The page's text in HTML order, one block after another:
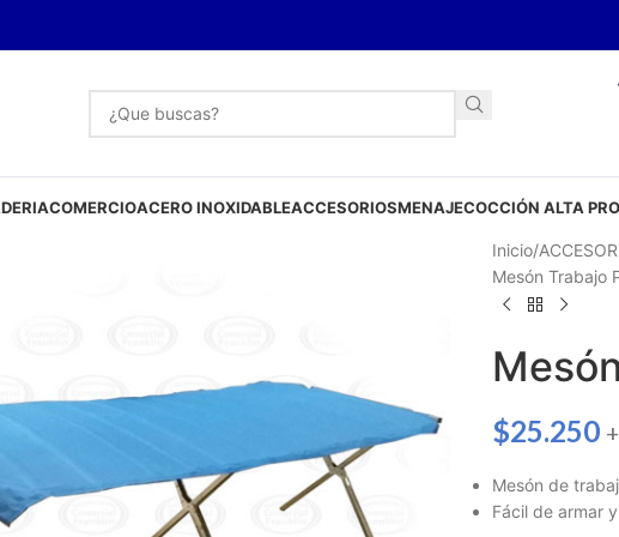
COMERCIOACERO INOXIDABLEACCESORIOSMENAJECOCCIÓN ALTA
Inicio
Mesón Trabajo
$25.250
Mesón de
Fácil de armar